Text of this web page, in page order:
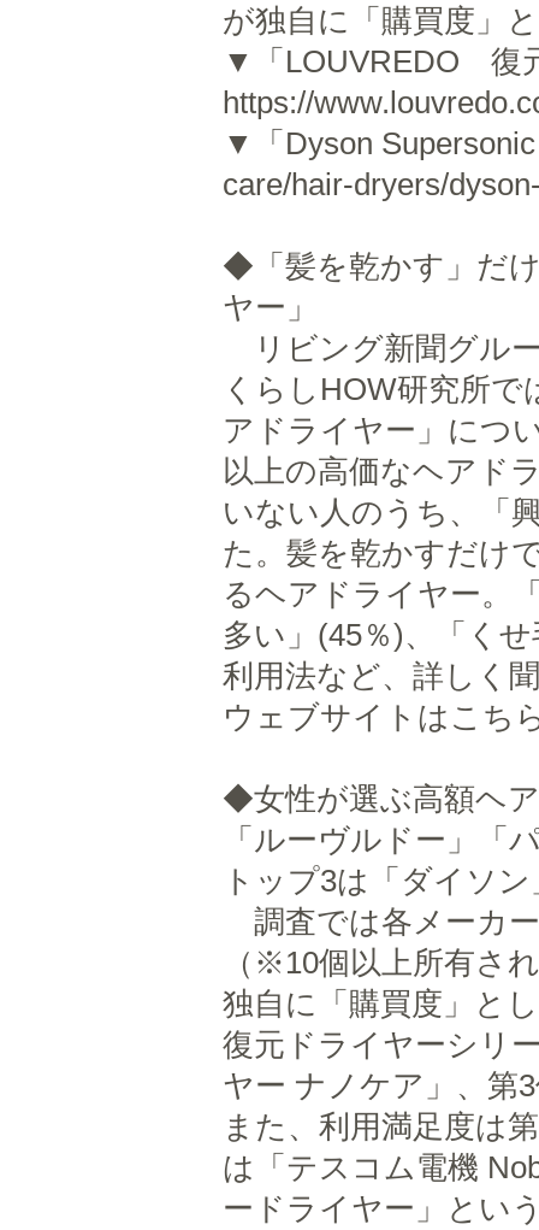
が独自に「購買度」
▼「LOUVREDO
https://
▼「Dyson
care/hair-dryers/
◆「髪を乾かす」だ
ヤー」
リビング新聞グル
くらしHOW研究所
アドライヤー」につ
以上の高価なヘアド
いない人のうち、「
た。髪を乾かすだけ
るヘアドライヤー。
多い」(45％)、「く
利用法など、詳しく
ウェブサイトはこち
◆女性が選ぶ高額ヘ
「ルーヴルドー」「
トップ3は「ダイソ
調査では各メーカ
（※10個以上所有さ
独自に「購買度」と
復元ドライヤーシリ
ヤー ナノケア」、第
また、利用満足度は
は「テスコム電機
ードライヤー」とい